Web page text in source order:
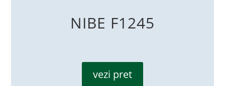
NIBE F1245
vezi pret